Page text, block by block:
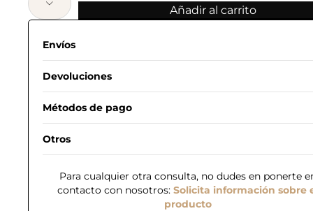
Añadir al carrito
Envíos
Devoluciones
Métodos de pago
Otros
Para cualquier otra consulta, no dudes en ponerte
contacto con nosotros: Solicita información sobre
producto